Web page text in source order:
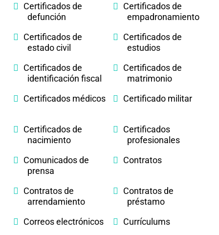
Certificados de
defunción
Certificados de
empadronamiento
Certificados de
estado civil
Certificados de
estudios
Certificados de
identificación fiscal
Certificados de
matrimonio
Certificados médicos
Certificado militar
Certificados de
nacimiento
Certificados
profesionales
Comunicados de
prensa
Contratos
Contratos de
arrendamiento
Contratos de
préstamo
Correos electrónicos
Currículums